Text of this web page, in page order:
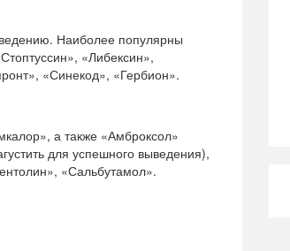
Наиболее популярны
«Либексин»,
«Синекод», «Гербион».
а также «Амброксол»
для успешного выведения),
«Сальбутамол».